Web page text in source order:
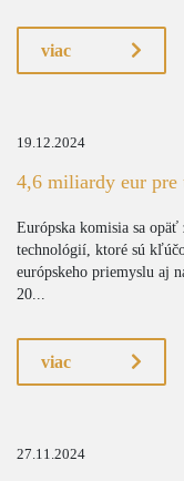
viac
19.12.2024
4,6 miliardy eur pre
Európska komisia sa
technológií, ktoré sú
európskeho priemyslu aj
20...
viac
27.11.2024